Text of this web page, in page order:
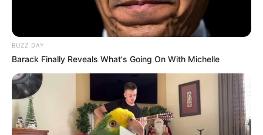
BUZZ DAY
Barack Finally Reveals What's Going On With Michelle